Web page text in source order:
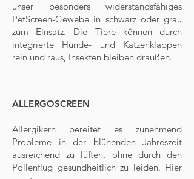
unser besonders widerstandsfähiges
PetScreen-Gewebe in schwarz oder grau
zum Einsatz. Die Tiere können durch
integrierte Hunde- und Katzenklappen
rein und raus, Insekten bleiben draußen.
ALLERGOSCREEN
Allergikern bereitet es zunehmend
Probleme in der blühenden Jahreszeit
ausreichend zu lüften, ohne durch den
Pollenflug gesundheitlich zu leiden. Hier